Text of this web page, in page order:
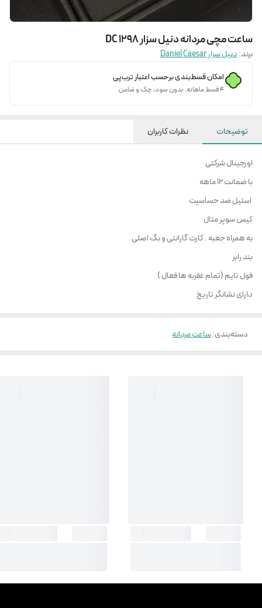
ساعت مچی مردانه دنیل سزار DC 1298
برند:دنیل سزار Daniel Caesar
امکان قسط‌بندی برحسب اعتبار ترب‌پی
۴ قسط ماهانه. بدون سود، چک و ضامن.
توضیحات نظرات کاربران
اورجینال شرکتی
با ضمانت 12 ماهه
استیل ضد حساسیت
کیس سوپر متال
به همراه جعبه . کارت گارانتی و بگ اصلی
بند رابر
فول تایم (تمام عقربه ها فعال )
دارای نشانگر تاریخ
دسته‌بندی:ساعت مردانه